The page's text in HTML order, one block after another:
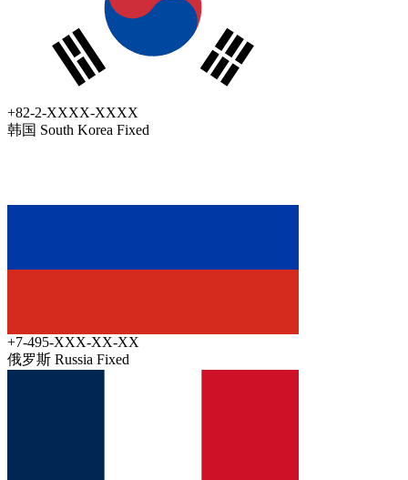
+82-2-XXXX-XXXX
韩国 South Korea Fixed
+7-495-XXX-XX-XX
俄罗斯 Russia Fixed